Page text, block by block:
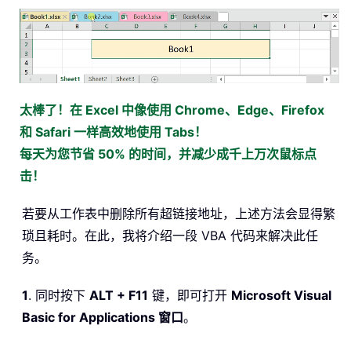
太棒了！在 Excel 中像使用 Chrome、Edge、Firefox
和 Safari 一样高效地使用 Tabs！
每天为您节省 50% 的时间，并减少成千上万次鼠标点
击！
若要从工作表中删除所有超链接地址，上述方法会显得繁
琐且耗时。在此，我将介绍一段 VBA 代码来解决此任
务。
1. 同时按下 ALT + F11 键，即可打开 Microsoft Visual
Basic for Applications 窗口。